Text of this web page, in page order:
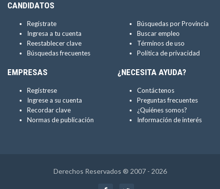
CANDIDATOS
Regístrate
Ingresa a tu cuenta
Reestablecer clave
Búsquedas frecuentes
Búsquedas por Provincia
Buscar empleo
Términos de uso
Política de privacidad
EMPRESAS
Regístrese
Ingrese a su cuenta
Recordar clave
Normas de publicación
¿NECESITA AYUDA?
Contáctenos
Preguntas frecuentes
¿Quiénes somos?
Información de interés
Derechos Reservados ® 2007 - 2026